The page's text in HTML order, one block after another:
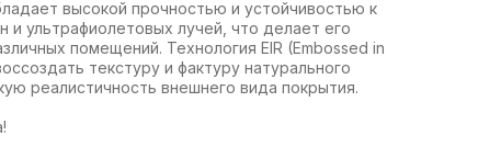
высокой прочностью и устойчивостью к
и ультрафиолетовых лучей, что делает его
помещений. Технология EIR (Embossed in
текстуру и фактуру натурального
реалистичность внешнего вида покрытия.